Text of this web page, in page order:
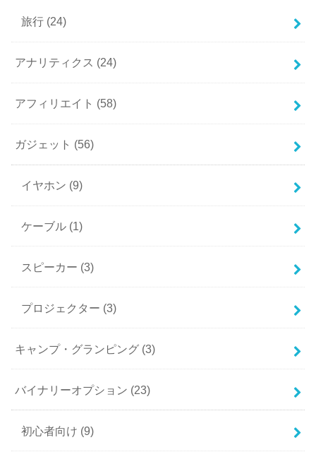
旅行 (24)
アナリティクス (24)
アフィリエイト (58)
ガジェット (56)
イヤホン (9)
ケーブル (1)
スピーカー (3)
プロジェクター (3)
キャンプ・グランピング (3)
バイナリーオプション (23)
初心者向け (9)